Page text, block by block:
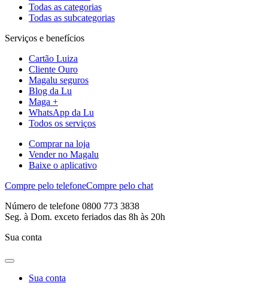
Todas as categorias
Todas as subcategorias
Serviços e benefícios
Cartão Luiza
Cliente Ouro
Magalu seguros
Blog da Lu
Maga +
WhatsApp da Lu
Todos os serviços
Comprar na loja
Vender no Magalu
Baixe o aplicativo
Compre pelo telefoneCompre pelo chat
Número de telefone 0800 773 3838
Seg. à Dom. exceto feriados das 8h às 20h
Sua conta
Sua conta